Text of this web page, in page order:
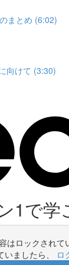
まとめ (6:02)
向けて (3:30)
1で学
はロックされて
ましたら、 ロ